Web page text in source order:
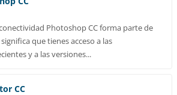
Photoshop CC forma parte de
que tienes acceso a las
y a las versiones...
CC